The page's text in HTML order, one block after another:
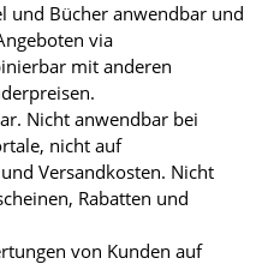
und Bücher anwendbar und
via
mit anderen
Nicht anwendbar bei
nicht auf
Versandkosten. Nicht
Rabatten und
von Kunden auf